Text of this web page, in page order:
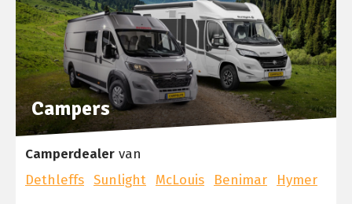
Campers
Camperdealer van
Dethleffs Sunlight McLouis Benimar
Hymer